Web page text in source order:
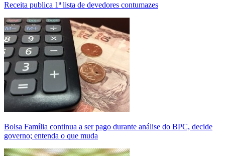
Receita publica 1ª lista de devedores contumazes
Bolsa Família continua a ser pago durante análise do BPC, decide
governo; entenda o que muda